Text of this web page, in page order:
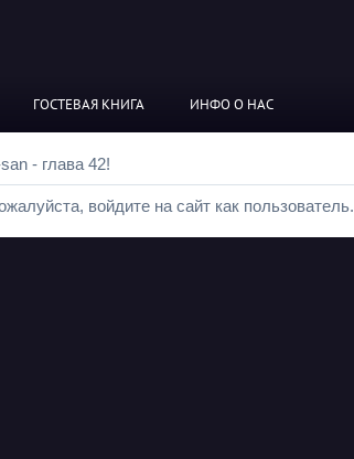
ГОСТЕВАЯ КНИГА ИНФО О НАС
- глава 42!
войдите на сайт как пользователь.